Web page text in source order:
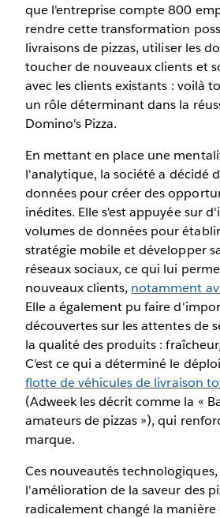
que l'entreprise compte 800
rendre cette transformation
livraisons de pizzas, utiliser les
toucher de nouveaux clients et
avec les clients existants : voilà
un rôle déterminant dans la
Domino's Pizza.
En mettant en place une
l'analytique, la société a décidé
données pour créer des
inédites. Elle s'est appuyée sur
volumes de données pour
stratégie mobile et développer
réseaux sociaux, ce qui lui
nouveaux clients, notamment
Elle a également pu faire
découvertes sur les attentes de
la qualité des produits :
C'est ce qui a déterminé le
flotte de véhicules de livraison
(Adweek les décrit comme la «
amateurs de pizzas »), qui
marque.
Ces nouveautés technologiques,
l'amélioration de la saveur des
radicalement changé la